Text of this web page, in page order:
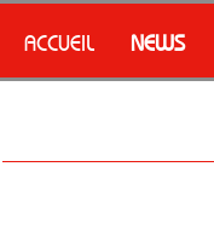
ACCUEIL NEWS